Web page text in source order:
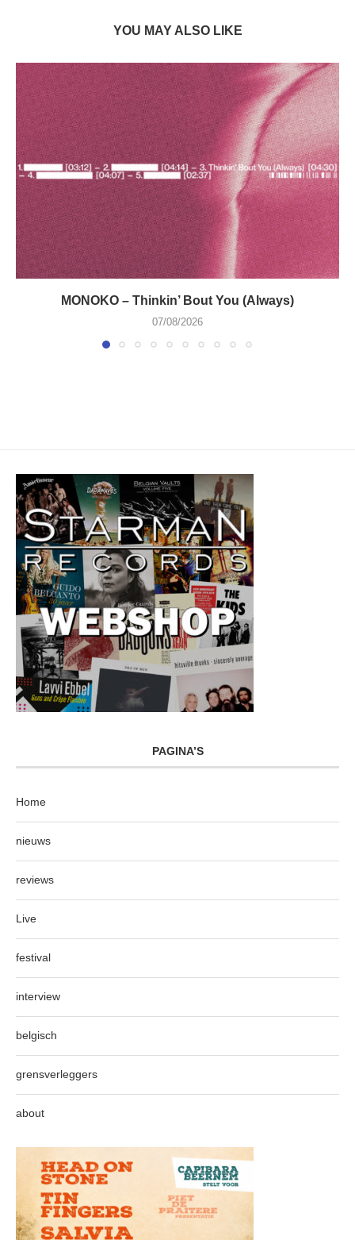
YOU MAY ALSO LIKE
MONOKO – Thinkin’ Bout You (Always)
07/08/2026
PAGINA’S
Home
nieuws
reviews
Live
festival
interview
belgisch
grensverleggers
about